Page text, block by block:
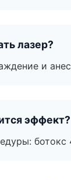
лазер?
и
эффект?